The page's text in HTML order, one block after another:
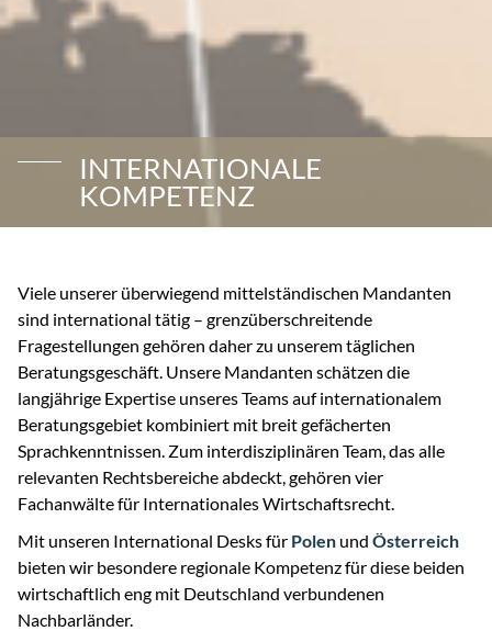
INTERNATIONALE
KOMPETENZ
Viele unserer überwiegend mittelständischen Mandanten
sind international tätig – grenzüberschreitende
Fragestellungen gehören daher zu unserem täglichen
Beratungsgeschäft. Unsere Mandanten schätzen die
langjährige Expertise unseres Teams auf internationalem
Beratungsgebiet kombiniert mit breit gefächerten
Sprachkenntnissen. Zum interdisziplinären Team, das alle
relevanten Rechtsbereiche abdeckt, gehören vier
Fachanwälte für Internationales Wirtschaftsrecht.
Mit unseren International Desks für Polen und Österreich
bieten wir besondere regionale Kompetenz für diese beiden
wirtschaftlich eng mit Deutschland verbundenen
Nachbarländer.